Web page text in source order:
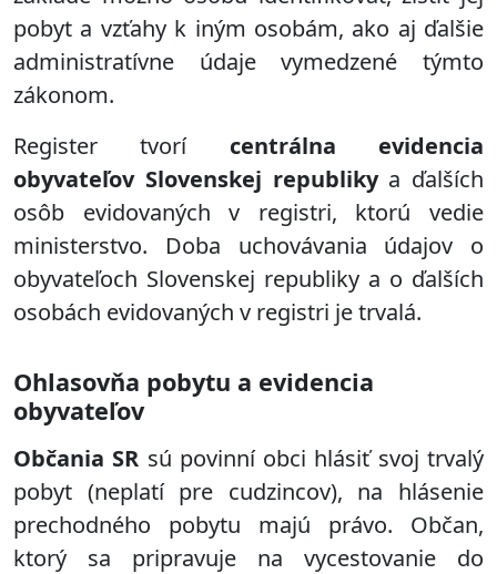
pobyt a vzťahy k iným osobám, ako aj ďalšie
administratívne údaje vymedzené týmto
zákonom.
Register tvorí centrálna evidencia
obyvateľov Slovenskej republikya ďalších
osôb evidovaných v registri, ktorú vedie
ministerstvo. Doba uchovávania údajov o
obyvateľoch Slovenskej republiky a o ďalších
osobách evidovaných v registri je trvalá.
Ohlasovňa pobytu a evidencia
obyvateľov
Občania SR sú povinní obci hlásiť svoj trvalý
pobyt (neplatí pre cudzincov), na hlásenie
prechodného pobytu majú právo. Občan,
ktorý sa pripravuje na vycestovanie do